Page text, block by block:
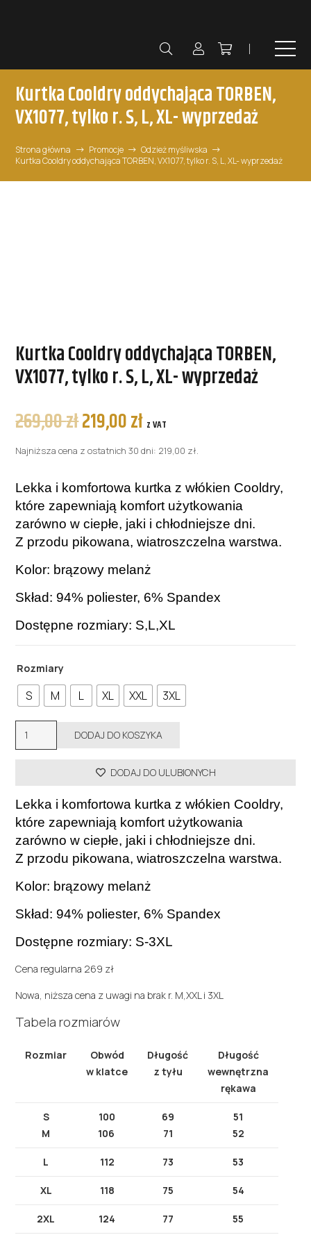
Kurtka Cooldry oddychająca TORBEN,
VX1077, tylko r. S, L, XL- wyprzedaż
Strona główna Promocje
Odzież myśliwska
Kurtka Cooldry oddychająca TORBEN, VX1077, tylko r. S, L, XL- wyprzedaż
Kurtka Cooldry oddychająca TORBEN,
VX1077, tylko r. S, L, XL- wyprzedaż
269,00złPierwotna
cena
wynosiła:
219,00złAktualna
wynosi:
z VAT
Najniższa cena z ostatnich 30 dni: 219,00 zł.
Lekka i komfortowa kurtka z włókien Cooldry,
które zapewniają komfort użytkowania
zarówno w ciepłe, jaki i chłodniejsze dni.
Z przodu pikowana, wiatroszczelna warstwa.
Kolor: brązowy melanż
Skład: 94% poliester, 6% Spandex
Dostępne rozmiary: S,L,XL
Rozmiary
S M L XL XXL 3XL
VX1077,
tylko r.
S,
L,
wyprzedaż
DODAJ DO KOSZYKA
DODAJ DO ULUBIONYCH
Lekka i komfortowa kurtka z włókien Cooldry,
które zapewniają komfort użytkowania
zarówno w ciepłe, jaki i chłodniejsze dni.
Z przodu pikowana, wiatroszczelna warstwa.
Kolor: brązowy melanż
Skład: 94% poliester, 6% Spandex
Dostępne rozmiary: S-3XL
Cena regularna 269 zł
Nowa, niższa cena z uwagi na brak r. M,XXL i 3XL
Tabela rozmiarów
Rozmiar
Obwód
w klatce
Długość
z tyłu
Długość
wewnętrzna
rękawa
S
M
100
106
69
71
51
52
L 112 73 53
XL 118 75 54
2XL 124 77 55